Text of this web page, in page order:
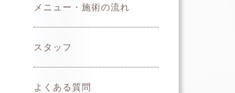
メニュー・施術の流れ
スタッフ
よくある質問